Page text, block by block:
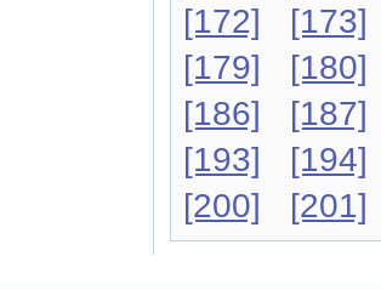
[172]
[173]
[179]
[180]
[186]
[187]
[193]
[194]
[200]
[201]